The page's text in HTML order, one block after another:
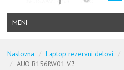
MENI
Naslovna Laptop rezervni delovi
AUO B156RW01 V.3